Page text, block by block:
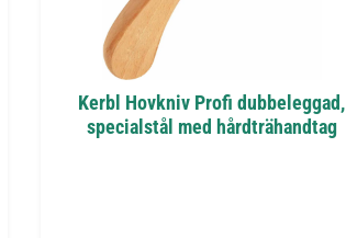
Kerbl Hovkniv Profi dubbeleggad,
specialstål med hårdträhandtag